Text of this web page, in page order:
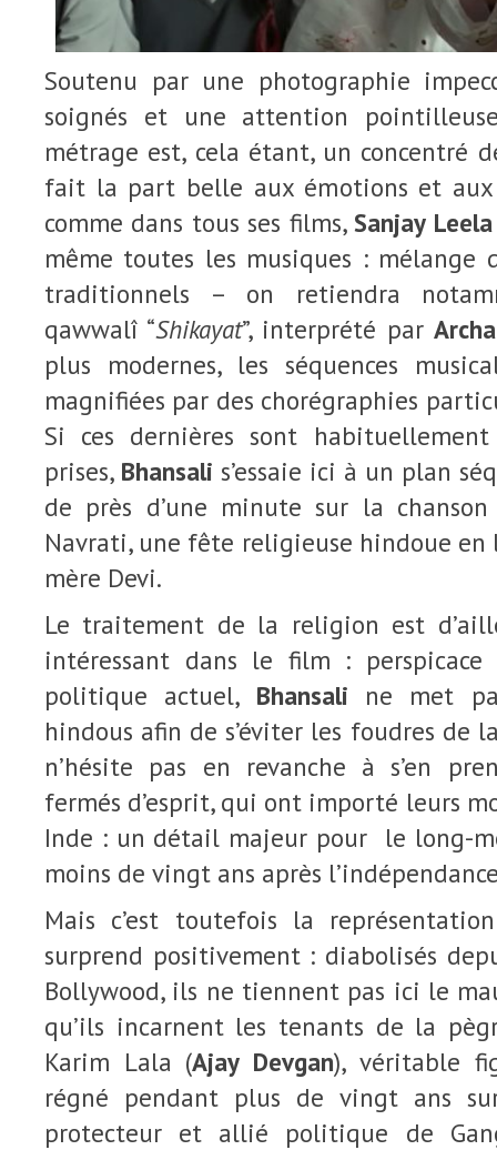
Soutenu par une photographie
soignés et une attention
métrage est, cela étant, un concentré
fait la part belle aux émotions et aux
comme dans tous ses films,Sanjay
même toutes les musiques : mélange
traditionnels – on retiendra
qawwalî “Shikayat”, interprété par
plus modernes, les séquences
magnifiées par des chorégraphies
Si ces dernières sont
prises, Bhansali s’essaie ici à un plan
de près d’une minute sur la chanson
Navrati, une fête religieuse hindoue en
mère Devi.
Le traitement de la religion est
intéressant dans le film : perspicace
politique actuel, Bhansali ne met
hindous afin de s’éviter les foudres de
n’hésite pas en revanche à s’en
fermés d’esprit, qui ont importé leurs
Inde : un détail majeur pour le long-
moins de vingt ans après
Mais c’est toutefois la
surprend positivement : diabolisés
Bollywood, ils ne tiennent pas ici le
qu’ils incarnent les tenants de la
Karim Lala (Ajay Devgan), véritable
régné pendant plus de vingt ans
protecteur et allié politique de